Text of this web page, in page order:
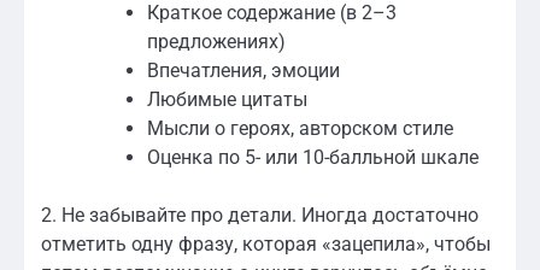
Краткое содержание (в 2–3
предложениях)
Впечатления, эмоции
Любимые цитаты
Мысли о героях, авторском стиле
Оценка по 5- или 10-балльной шкале
2. Не забывайте про детали. Иногда достаточно
отметить одну фразу, которая «зацепила», чтобы